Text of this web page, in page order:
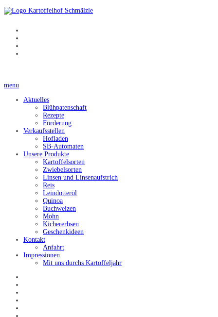
menu
Aktuelles
Blühpatenschaft
Rezepte
Förderung
Verkaufsstellen
Hofladen
SB-Automaten
Unsere Produkte
Kartoffelsorten
Zwiebelsorten
Linsen und Linsenaufstrich
Reis
Leindotteröl
Quinoa
Buchweizen
Mohn
Kichererbsen
Geschenkideen
Kontakt
Anfahrt
Impressionen
Mit uns durchs Kartoffeljahr